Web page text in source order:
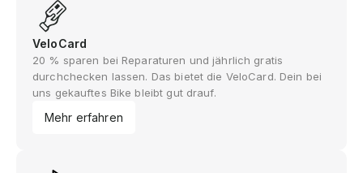
VeloCard
20 % sparen bei Reparaturen und jährlich gratis
durchchecken lassen. Das bietet die VeloCard. Dein bei
uns gekauftes Bike bleibt gut drauf.
Mehr erfahren